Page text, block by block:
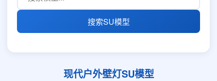
搜索SU模型
现代户外壁灯SU模型